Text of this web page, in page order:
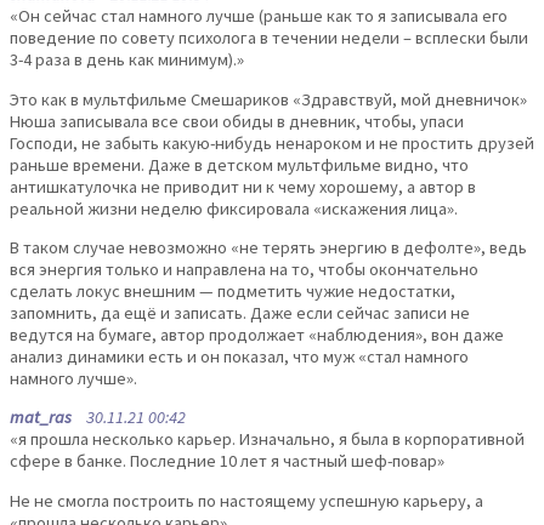
«Он сейчас стал намного лучше (раньше как то я записывала его
поведение по совету психолога в течении недели – всплески были
3-4 раза в день как минимум).»
Это как в мультфильме Смешариков «Здравствуй, мой дневничок»
Нюша записывала все свои обиды в дневник, чтобы, упаси
Господи, не забыть какую-нибудь ненароком и не простить друзей
раньше времени. Даже в детском мультфильме видно, что
антишкатулочка не приводит ни к чему хорошему, а автор в
реальной жизни неделю фиксировала «искажения лица».
В таком случае невозможно «не терять энергию в дефолте», ведь
вся энергия только и направлена на то, чтобы окончательно
сделать локус внешним — подметить чужие недостатки,
запомнить, да ещё и записать. Даже если сейчас записи не
ведутся на бумаге, автор продолжает «наблюдения», вон даже
анализ динамики есть и он показал, что муж «стал намного
намного лучше».
mat_ras 30.11.21 00:42
«я прошла несколько карьер. Изначально, я была в корпоративной
сфере в банке. Последние 10 лет я частный шеф-повар»
Не не смогла построить по настоящему успешную карьеру, а